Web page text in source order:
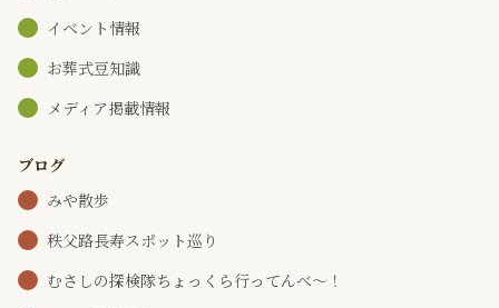
イベント情報
お葬式豆知識
メディア掲載情報
ブログ
みや散歩
秩父路長寿スポット巡り
むさしの探検隊ちょっくら行ってんべ～！